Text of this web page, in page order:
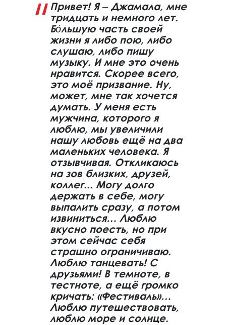
Привет! Я ‒ Джамала, мне
тридцать и немного лет.
Бо́льшую часть своей
жизни я либо пою, либо
слушаю, либо пишу
музыку. И мне это очень
нравится. Скорее всего,
это моё призвание. Ну,
может, мне так хочется
думать. У меня есть
мужчина, которого я
люблю, мы увеличили
нашу любовь ещё на два
маленьких человека. Я
отзывчивая. Откликаюсь
на зов близких, друзей,
коллег... Могу долго
держать в себе, могу
выпалить сразу, а потом
извиниться… Люблю
вкусно поесть, но при
этом сейчас себя
страшно ограничиваю.
Люблю танцевать! С
друзьями! В темноте, в
тестноте, а ещё громко
кричать: «Фестиваль»…
Люблю путешествовать,
люблю море и солнце.